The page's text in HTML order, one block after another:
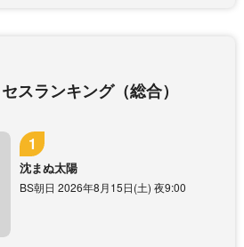
スランキング（総合）
沈まぬ太陽
BS朝日 2026年8月15日(土) 夜9:00